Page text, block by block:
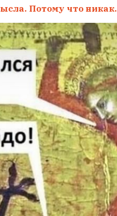
Потому что никак.